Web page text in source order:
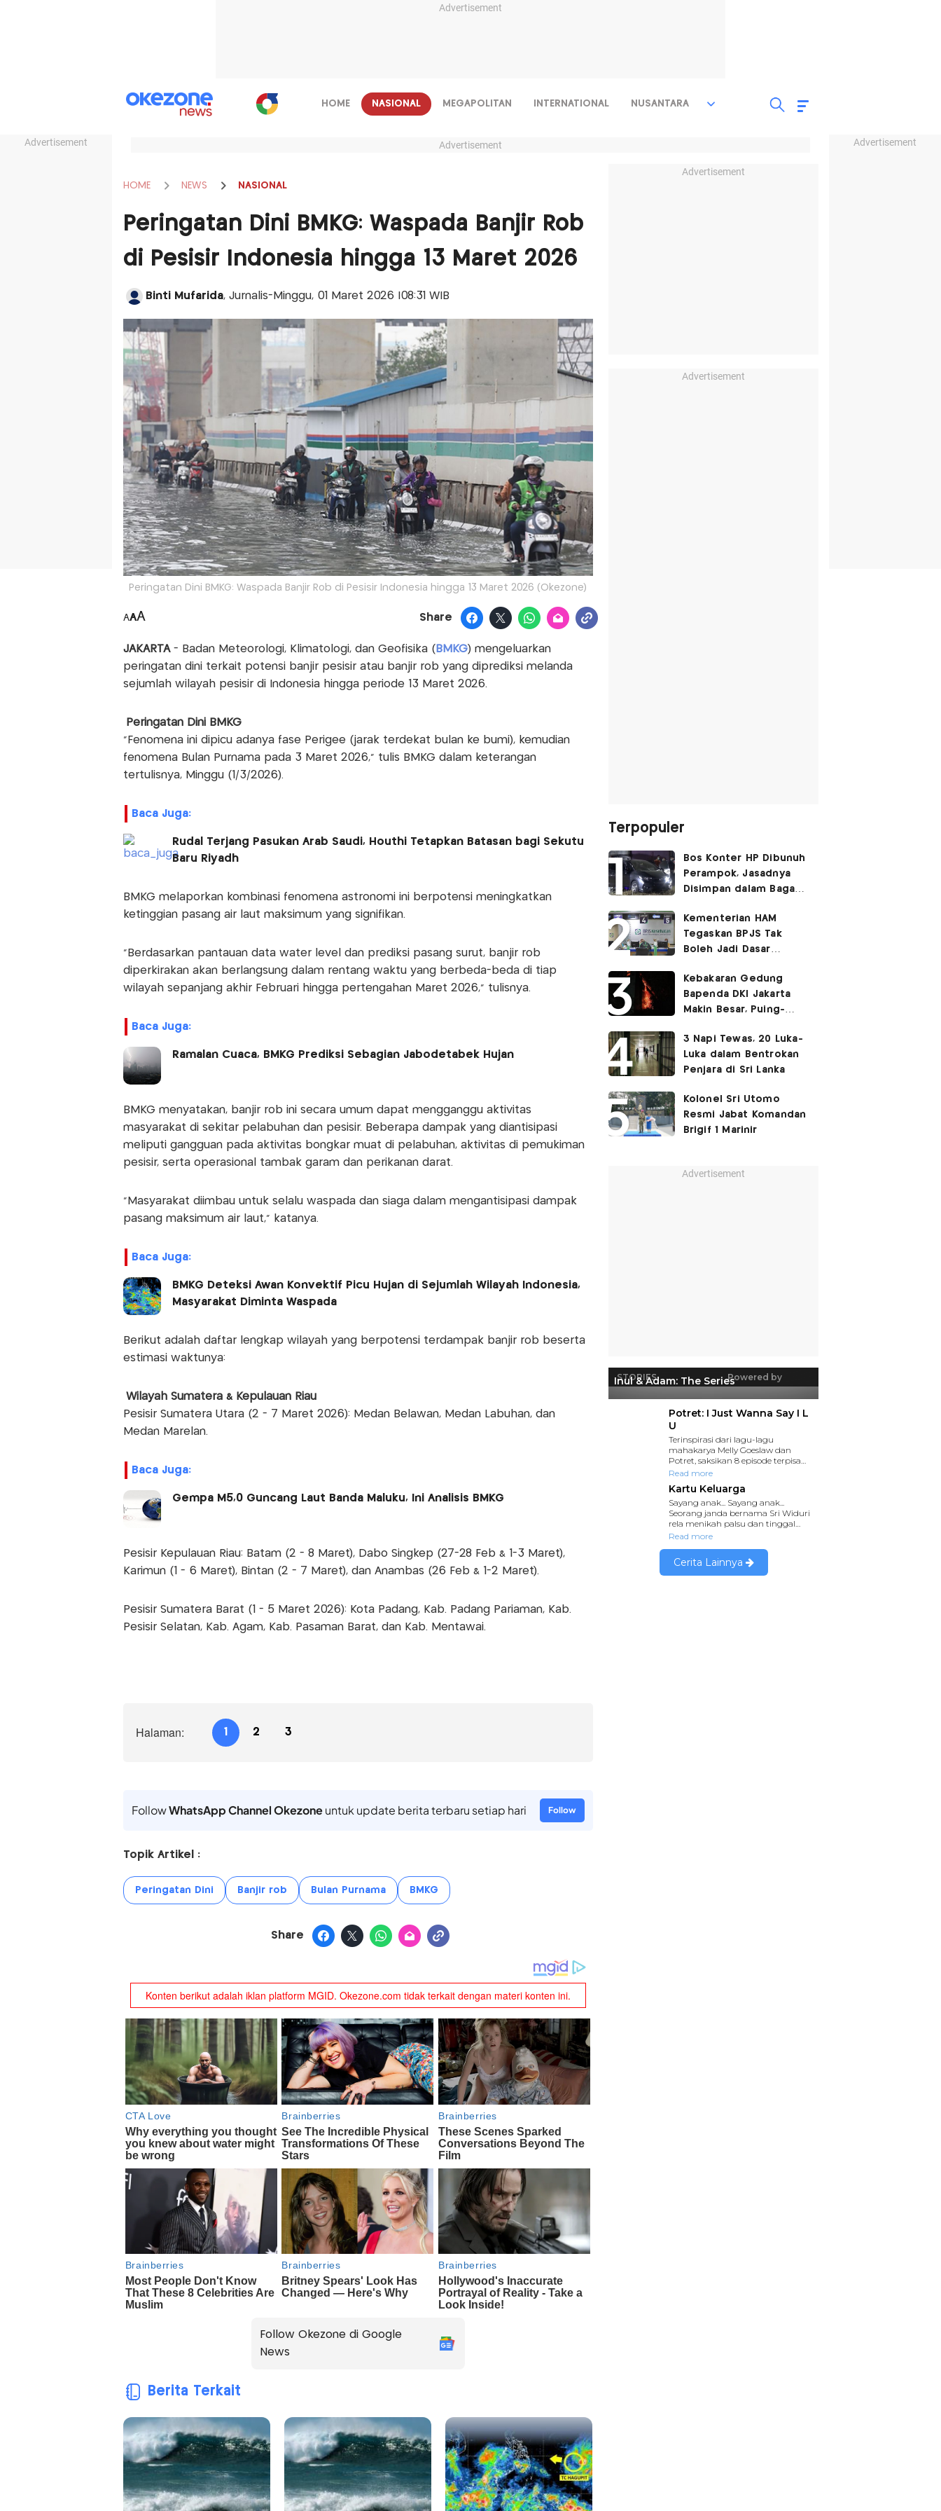
Advertisement
Advertisement Advertisement
HOME NASIONAL MEGAPOLITAN INTERNATIONAL NUSANTARA
Advertisement
HOME NEWS NASIONAL
Peringatan Dini BMKG: Waspada Banjir Rob
di Pesisir Indonesia hingga 13 Maret 2026
Binti Mufarida, Jurnalis-Minggu, 01 Maret 2026 |08:31 WIB
Peringatan Dini BMKG: Waspada Banjir Rob di Pesisir Indonesia hingga 13 Maret 2026 (Okezone)
AAA Share
JAKARTA- Badan Meteorologi, Klimatologi, dan Geofisika ( BMKG) mengeluarkan
peringatan dini terkait potensi banjir pesisir atau banjir rob yang diprediksi melanda
sejumlah wilayah pesisir di Indonesia hingga periode 13 Maret 2026.
Peringatan Dini BMKG
"Fenomena ini dipicu adanya fase Perigee (jarak terdekat bulan ke bumi), kemudian
fenomena Bulan Purnama pada 3 Maret 2026," tulis BMKG dalam keterangan
tertulisnya, Minggu (1/3/2026).
Baca Juga:
Rudal Terjang Pasukan Arab Saudi, Houthi Tetapkan Batasan bagi Sekutu
Baru Riyadh
BMKG melaporkan kombinasi fenomena astronomi ini berpotensi meningkatkan
ketinggian pasang air laut maksimum yang signifikan.
"Berdasarkan pantauan data water level dan prediksi pasang surut, banjir rob
diperkirakan akan berlangsung dalam rentang waktu yang berbeda-beda di tiap
wilayah sepanjang akhir Februari hingga pertengahan Maret 2026," tulisnya.
Baca Juga:
Ramalan Cuaca, BMKG Prediksi Sebagian Jabodetabek Hujan
BMKG menyatakan, banjir rob ini secara umum dapat mengganggu aktivitas
masyarakat di sekitar pelabuhan dan pesisir. Beberapa dampak yang diantisipasi
meliputi gangguan pada aktivitas bongkar muat di pelabuhan, aktivitas di pemukiman
pesisir, serta operasional tambak garam dan perikanan darat.
"Masyarakat diimbau untuk selalu waspada dan siaga dalam mengantisipasi dampak
pasang maksimum air laut," katanya.
Baca Juga:
BMKG Deteksi Awan Konvektif Picu Hujan di Sejumlah Wilayah Indonesia,
Masyarakat Diminta Waspada
Berikut adalah daftar lengkap wilayah yang berpotensi terdampak banjir rob beserta
estimasi waktunya:
Wilayah Sumatera & Kepulauan Riau
Pesisir Sumatera Utara (2 - 7 Maret 2026): Medan Belawan, Medan Labuhan, dan
Medan Marelan.
Baca Juga:
Gempa M5,0 Guncang Laut Banda Maluku, Ini Analisis BMKG
Pesisir Kepulauan Riau: Batam (2 - 8 Maret), Dabo Singkep (27-28 Feb & 1-3 Maret),
Karimun (1 - 6 Maret), Bintan (2 - 7 Maret), dan Anambas (26 Feb & 1-2 Maret).
Pesisir Sumatera Barat (1 - 5 Maret 2026): Kota Padang, Kab. Padang Pariaman, Kab.
Pesisir Selatan, Kab. Agam, Kab. Pasaman Barat, dan Kab. Mentawai.
Halaman: 1 2 3
FollowWhatsApp Channel Okezoneuntuk update berita terbaru setiap hari Follow
Topik Artikel :
Peringatan Dini Banjir rob Bulan Purnama BMKG
Share
Follow Okezone di Google
News
Berita Terkait
Advertisement
Advertisement
Terpopuler
Bos Konter HP Dibunuh
Perampok, Jasadnya
Disimpan dalam Bagasi
Kementerian HAM
Tegaskan BPJS Tak
Boleh Jadi Dasar
Layanan Kesehatan
Kebakaran Gedung
Bapenda DKI Jakarta
Makin Besar, Puing-
3 Napi Tewas, 20 Luka-
Luka dalam Bentrokan
Penjara di Sri Lanka
Kolonel Sri Utomo
Resmi Jabat Komandan
Brigif 1 Marinir
Advertisement